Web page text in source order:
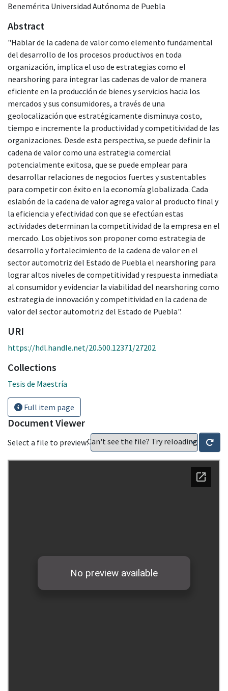
Benemérita Universidad Autónoma de Puebla
Abstract
"Hablar de la cadena de valor como elemento fundamental
del desarrollo de los procesos productivos en toda
organización, implica el uso de estrategias como el
nearshoring para integrar las cadenas de valor de manera
eficiente en la producción de bienes y servicios hacia los
mercados y sus consumidores, a través de una
geolocalización que estratégicamente disminuya costo,
tiempo e incremente la productividad y competitividad de las
organizaciones. Desde esta perspectiva, se puede definir la
cadena de valor como una estrategia comercial
potencialmente exitosa, que se puede emplear para
desarrollar relaciones de negocios fuertes y sustentables
para competir con éxito en la economía globalizada. Cada
eslabón de la cadena de valor agrega valor al producto final y
la eficiencia y efectividad con que se efectúan estas
actividades determinan la competitividad de la empresa en el
mercado. Los objetivos son proponer como estrategia de
desarrollo y fortalecimiento de la cadena de valor en el
sector automotriz del Estado de Puebla el nearshoring para
lograr altos niveles de competitividad y respuesta inmediata
al consumidor y evidenciar la viabilidad del nearshoring como
estrategia de innovación y competitividad en la cadena de
valor del sector automotriz del Estado de Puebla".
URI
https://hdl.handle.net/20.500.12371/27202
Collections
Tesis de Maestría
Full item page
Document Viewer
Select a file to preview:Can't see the file? Try reloading